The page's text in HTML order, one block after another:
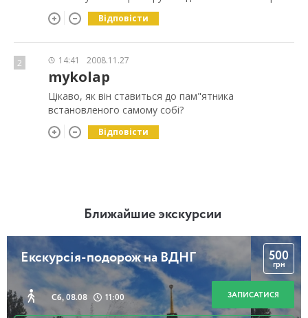
Відповісти
2 14:41 2008.11.27
mykolap
Цікаво, як він ставиться до пам"ятника
встановленого самому собі?
Відповісти
Ближайшие экскурсии
Екскурсія-подорож на ВДНГ
Сб, 08.08 11:00
500
грн
ЗАПИСАТИСЯ